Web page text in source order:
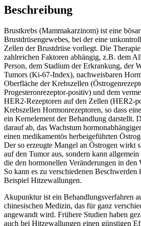
Beschreibung
Brustkrebs (Mammakarzinom) ist eine
Brustdrüsengewebes, bei der eine
Zellen der Brustdrüse vorliegt. Die
zahlreichen Faktoren abhängig, z.B. dem
Person, dem Stadium der Erkrankung, der
Tumors (Ki-67-Index), nachweisbaren
Oberfläche der Krebszellen
Progesteronrezeptor-positiv) und dem
HER2-Rezeptoren auf den Zellen (HER2-
Krebszellen Hormonrezeptoren, so dass
ein Kernelement der Behandlung darstellt.
darauf ab, das Wachstum
einen medikamentös herbeigeführten
Der so erzeugte Mangel an Östrogen wirkt
auf den Tumor aus, sondern kann
die den hormonellen Veränderungen in den
So kann es zu verschiedenen
Beispiel Hitzewallungen.
Akupunktur ist ein Behandlungsverfahren
chinesischen Medizin, das für ganz
angewandt wird. Frühere Studien haben
auch bei Hitzewallungen einen günstigen